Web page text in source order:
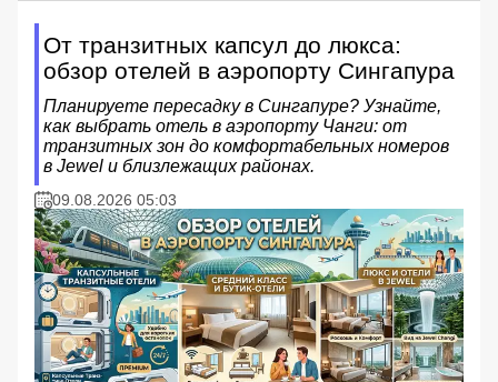
От транзитных капсул до люкса:
обзор отелей в аэропорту Сингапура
Планируете пересадку в Сингапуре? Узнайте,
как выбрать отель в аэропорту Чанги: от
транзитных зон до комфортабельных номеров
в Jewel и близлежащих районах.
09.08.2026 05:03